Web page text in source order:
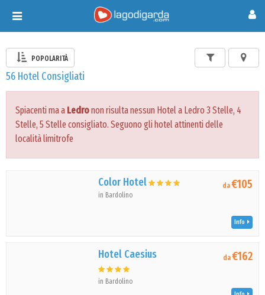
Toggle
navigation
POPOLARITÀ
56 Hotel Consigliati
Spiacenti ma a Ledronon risulta nessun Hotel a Ledro 3 Stelle, 4
Stelle, 5 Stelle consigliato. Seguono gli hotel attinenti delle
località limitrofe
Color Hotel
in Bardolino
da€105
Info
Hotel Caesius
in Bardolino
da€162